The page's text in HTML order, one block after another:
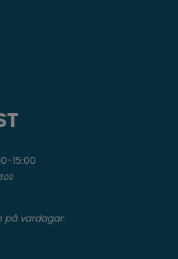
15:00
på vardagar.